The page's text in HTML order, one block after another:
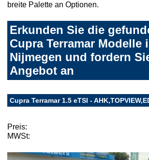
breite Palette an Optionen.
Erkunden Sie die
Cupra Terramar Modelle
Nijmegen und fordern
Angebot an
Cupra Terramar 1.5 eTSI -
Preis:
MWSt: